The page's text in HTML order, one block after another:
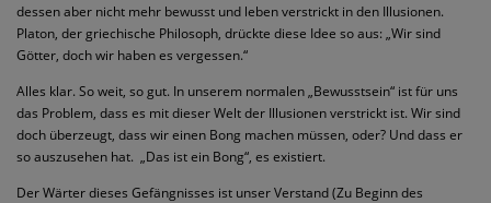
dessen aber nicht mehr bewusst und leben verstrickt in den Illusionen.
Platon, der griechische Philosoph, drückte diese Idee so aus: „Wir sind
Götter, doch wir haben es vergessen.“
Alles klar. So weit, so gut. In unserem normalen „Bewusstsein“ ist für uns
das Problem, dass es mit dieser Welt der Illusionen verstrickt ist. Wir sind
doch überzeugt, dass wir einen Bong machen müssen, oder? Und dass er
so auszusehen hat. „Das ist ein Bong“, es existiert.
Der Wärter dieses Gefängnisses ist unser Verstand (Zu Beginn des